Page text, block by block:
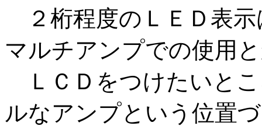
２桁程度のＬＥＤ表示
マルチアンプでの使用
ＬＣＤをつけたいと
ルなアンプという位置